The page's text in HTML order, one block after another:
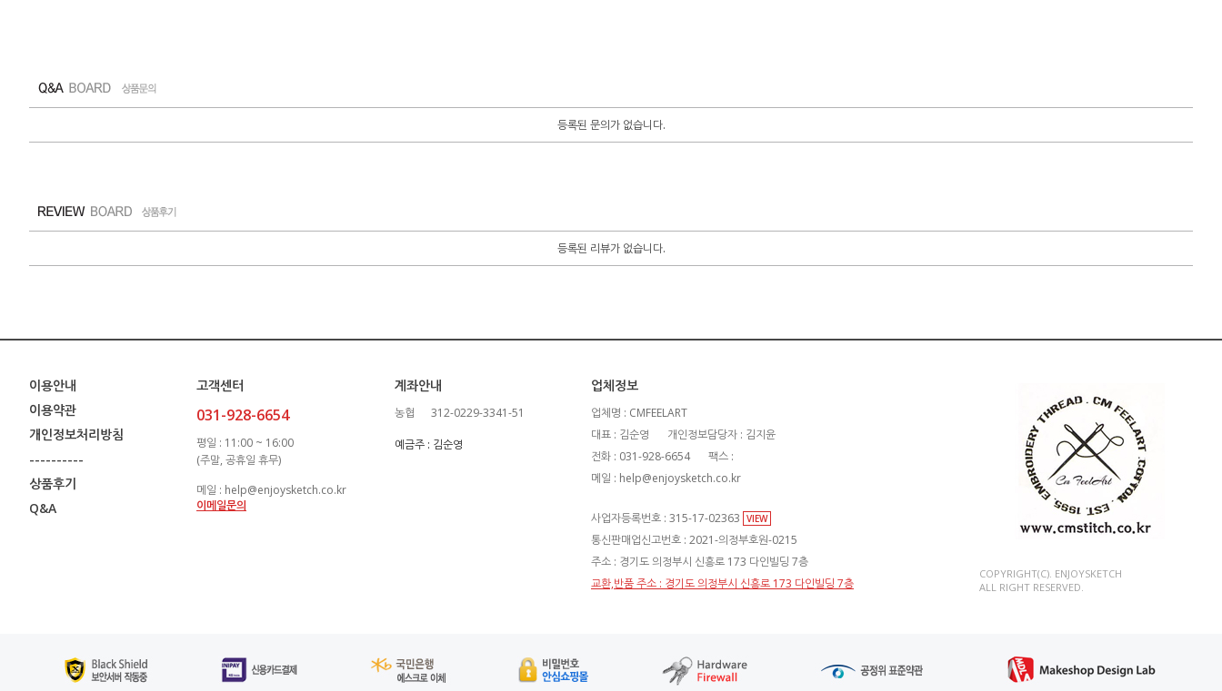
등록된 문의가 없습니다.
등록된 리뷰가 없습니다.
이용안내
이용약관
개인정보처리방침
----------
상품후기
Q&A
고객센터
031-928-6654
평일 : 11:00 ~ 16:00
(주말, 공휴일 휴무)
메일 : help@enjoysketch.co.kr
이메일문의
계좌안내
농협 312-0229-3341-51
예금주 : 김순영
업체정보
업체명 : CMFEELART
대표 : 김순영
개인정보담당자 : 김지윤
전화 : 031-928-6654
팩스 :
메일 : help@enjoysketch.co.kr
사업자등록번호 : 315-17-02363 VIEW
통신판매업신고번호 : 2021-의정부호원-0215
주소 : 경기도 의정부시 신흥로 173 다인빌딩 7층
교환,반품 주소 : 경기도 의정부시 신흥로 173 다인빌딩 7층
COPYRIGHT(C). ENJOYSKETCH
ALL RIGHT RESERVED.